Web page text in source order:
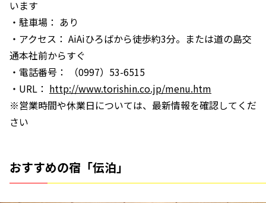
います
・駐車場： あり
・アクセス： AiAiひろばから徒歩約3分。または道の島交
通本社前からすぐ
・電話番号： （0997）53-6515
・URL： http://www.torishin.co.jp/menu.htm
※営業時間や休業日については、最新情報を確認してくだ
さい
おすすめの宿「伝泊」